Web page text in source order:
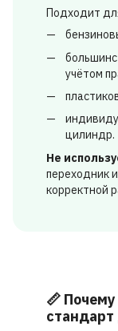
Подходит
учётом
цилиндр.
Не
переходник
корректной
📏